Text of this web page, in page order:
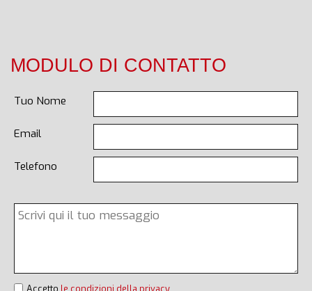
MODULO DI CONTATTO
Tuo Nome
Email
Telefono
Accetto le condizioni della privacy